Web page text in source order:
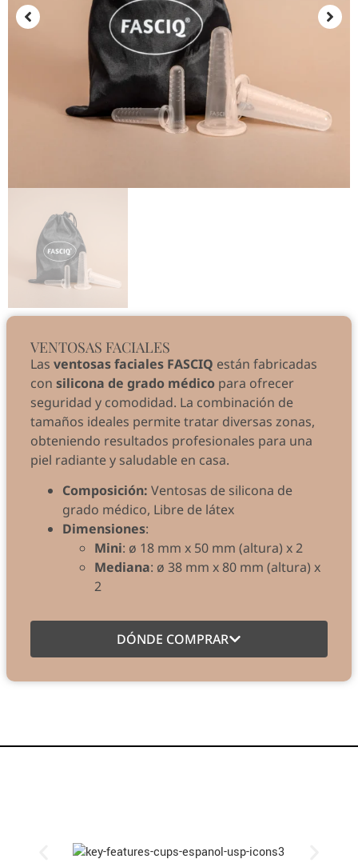
VENTOSAS FACIALES
Las ventosas faciales FASCIQ están fabricadas
con silicona de grado médico para ofrecer
seguridad y comodidad. La combinación de
tamaños ideales permite tratar diversas zonas,
obteniendo resultados profesionales para una
piel radiante y saludable en casa.
Composición: Ventosas de silicona de
grado médico, Libre de látex
Dimensiones:
Mini: ø 18 mm x 50 mm (altura) x 2
Mediana: ø 38 mm x 80 mm (altura) x
2
VER MÁS
DÓNDE COMPRAR